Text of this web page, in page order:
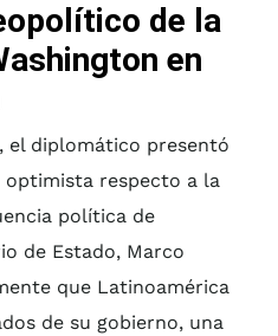
de la
en
el diplomático presentó
optimista respecto a la
política de
de Estado, Marco
que Latinoamérica
de su gobierno, una